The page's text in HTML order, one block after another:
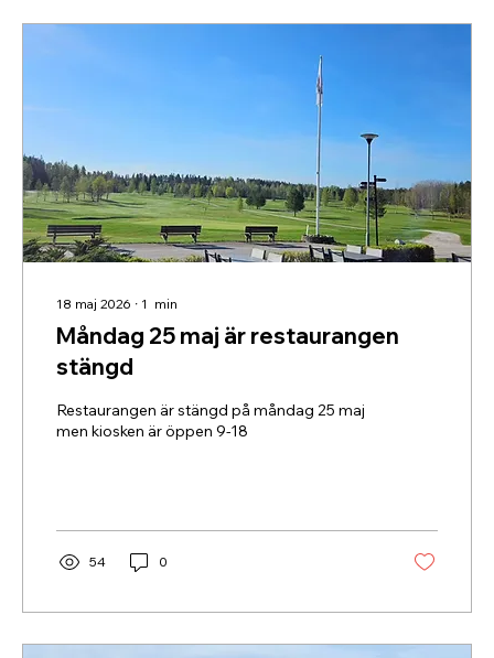
18 maj 2026 ∙ 1 min
Måndag 25 maj är restaurangen
stängd
Restaurangen är stängd på måndag 25 maj
men kiosken är öppen 9-18
54 0